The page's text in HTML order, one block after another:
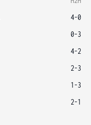
4-0
0-3
4-2
2-3
1-3
2-1